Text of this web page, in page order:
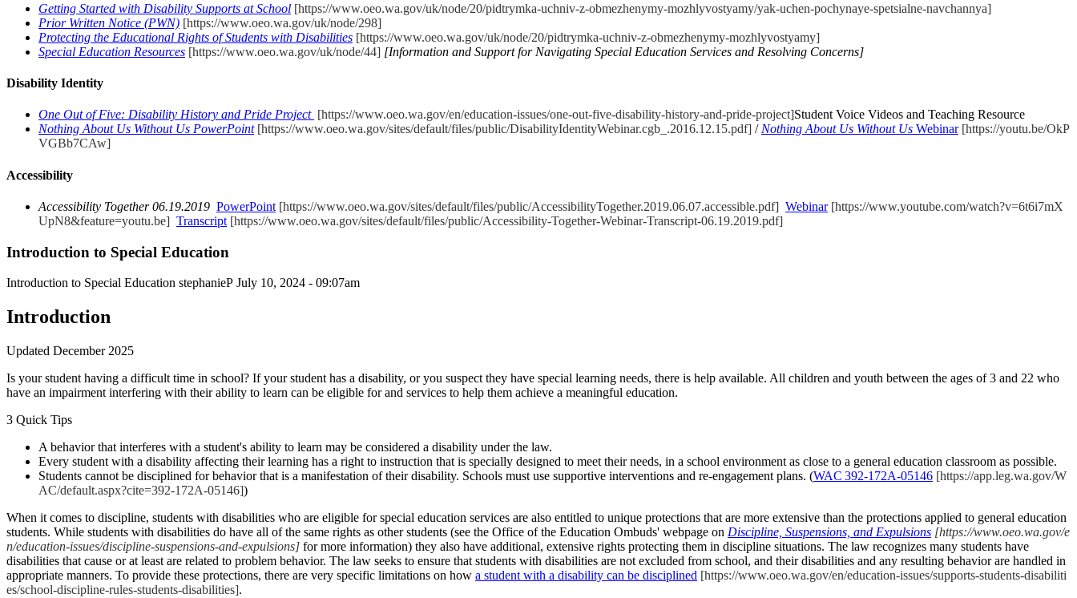
Getting Started with Disability Supports at School [https://www.oeo.wa.gov/uk/node/20/pidtrymka-uchniv-z-obmezhenymy-mozhlyvostyamy/yak-uchen-pochynaye-spetsialne-navchannya]
Prior Written Notice (PWN) [https://www.oeo.wa.gov/uk/node/298]
Protecting the Educational Rights of Students with Disabilities [https://www.oeo.wa.gov/uk/node/20/pidtrymka-uchniv-z-obmezhenymy-mozhlyvostyamy]
Special Education Resources [https://www.oeo.wa.gov/uk/node/44] [Information and Support for Navigating Special Education Services and Resolving Concerns]
Disability Identity
One Out of Five: Disability History and Pride Project [https://www.oeo.wa.gov/en/education-issues/one-out-five-disability-history-and-pride-project]Student Voice Videos and Teaching Resource
Nothing About Us Without Us PowerPoint[https://www.oeo.wa.gov/sites/default/files/public/DisabilityIdentityWebinar.cgb_.2016.12.15.pdf] /Nothing About Us Without Us Webinar[https://youtu.be/OkP
VGBb7CAw]
Accessibility
Accessibility Together 06.19.2019 PowerPoint [https://www.oeo.wa.gov/sites/default/files/public/AccessibilityTogether.2019.06.07.accessible.pdf] Webinar[https://www.youtube.com/watch?v=6t6i7mX
UpN8&feature=youtu.be] Transcript [https://www.oeo.wa.gov/sites/default/files/public/Accessibility-Together-Webinar-Transcript-06.19.2019.pdf]
Introduction to Special Education
Introduction to Special Education stephanieP July 10, 2024 - 09:07am
Introduction
Updated December 2025
Is your student having a difficult time in school? If your student has a disability, or you suspect they have special learning needs, there is help available. All children and youth between the ages of 3 and 22 who
have an impairment interfering with their ability to learn can be eligible for and services to help them achieve a meaningful education.
3 Quick Tips
A behavior that interferes with a student's ability to learn may be considered a disability under the law.
Every student with a disability affecting their learning has a right to instruction that is specially designed to meet their needs, in a school environment as close to a general education classroom as possible.
Students cannot be disciplined for behavior that is a manifestation of their disability. Schools must use supportive interventions and re-engagement plans. (WAC 392‑172A‑05146 [https://app.leg.wa.gov/W
AC/default.aspx?cite=392-172A-05146])
When it comes to discipline, students with disabilities who are eligible for special education services are also entitled to unique protections that are more extensive than the protections applied to general education
students. While students with disabilities do have all of the same rights as other students (see the Office of the Education Ombuds' webpage on Discipline, Suspensions, and Expulsions [https://www.oeo.wa.gov/e
n/education-issues/discipline-suspensions-and-expulsions] for more information) they also have additional, extensive rights protecting them in discipline situations. The law recognizes many students have
disabilities that cause or at least are related to problem behavior. The law seeks to ensure that students with disabilities are not excluded from school, and their disabilities and any resulting behavior are handled in
appropriate manners. To provide these protections, there are very specific limitations on how a student with a disability can be disciplined [https://www.oeo.wa.gov/en/education-issues/supports-students-disabiliti
es/school-discipline-rules-students-disabilities].